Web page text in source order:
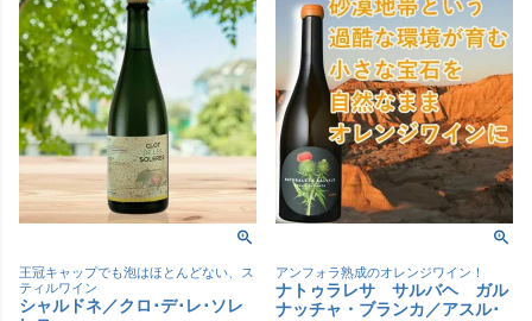
王冠キャップでも泡はほとんどない、ス
ティルワイン
シャルドネ／クロ･デ･レ･ソレ
アンフォラ熟成のオレンジワイン！
ナトゥラレサ サルバヘ ガル
ナッチャ・ブランカ／アスル･